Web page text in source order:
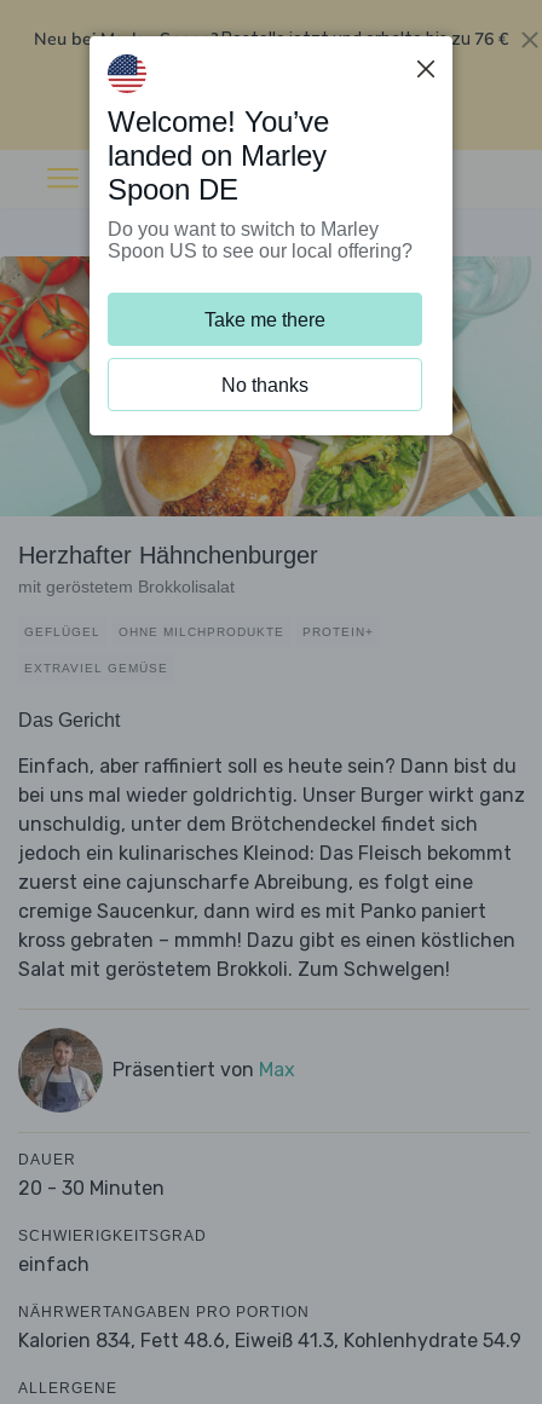
Neu bei Marley Spoon?Bestelle jetzt und erhalte bis zu 76 €
Rabatt auf deine ersten fünf Boxen
Herzhafter Hähnchenburger
mit geröstetem Brokkolisalat
GEFLÜGEL OHNE MILCHPRODUKTE PROTEIN+
EXTRAVIEL GEMÜSE
Das Gericht
Einfach, aber raffiniert soll es heute sein? Dann bist du
bei uns mal wieder goldrichtig. Unser Burger wirkt ganz
unschuldig, unter dem Brötchendeckel findet sich
jedoch ein kulinarisches Kleinod: Das Fleisch bekommt
zuerst eine cajunscharfe Abreibung, es folgt eine
cremige Saucenkur, dann wird es mit Panko paniert
kross gebraten – mmmh! Dazu gibt es einen köstlichen
Salat mit geröstetem Brokkoli. Zum Schwelgen!
Präsentiert von Max
DAUER
20 - 30 Minuten
SCHWIERIGKEITSGRAD
einfach
NÄHRWERTANGABEN PRO PORTION
Kalorien 834, Fett 48.6, Eiweiß 41.3, Kohlenhydrate 54.9
ALLERGENE
Welcome! You’ve
landed on Marley
Spoon DE
Do you want to switch to Marley
Spoon US to see our local offering?
Take me there
No thanks